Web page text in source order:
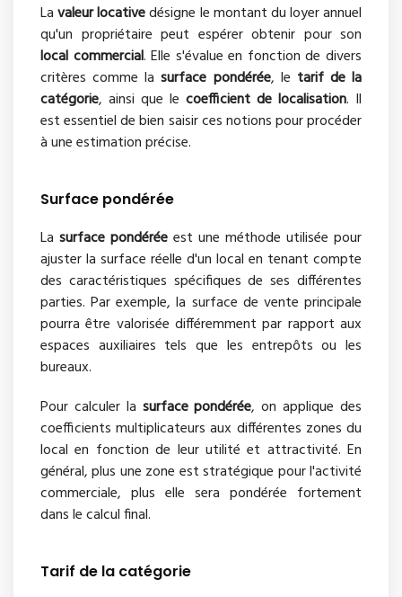
Lavaleur locativedésigne le montant du loyer annuel
qu'un propriétaire peut espérer obtenir pour son
local commercial. Elle s'évalue en fonction de divers
critères comme lasurface pondérée, le tarif de la
catégorie, ainsi que le coefficient de localisation. Il
est essentiel de bien saisir ces notions pour procéder
à une estimation précise.
Surface pondérée
La surface pondérée est une méthode utilisée pour
ajuster la surface réelle d'un local en tenant compte
des caractéristiques spécifiques de ses différentes
parties. Par exemple, la surface de vente principale
pourra être valorisée différemment par rapport aux
espaces auxiliaires tels que les entrepôts ou les
bureaux.
Pour calculer la surface pondérée, on applique des
coefficients multiplicateurs aux différentes zones du
local en fonction de leur utilité et attractivité. En
général, plus une zone est stratégique pour l'activité
commerciale, plus elle sera pondérée fortement
dans le calcul final.
Tarif de la catégorie